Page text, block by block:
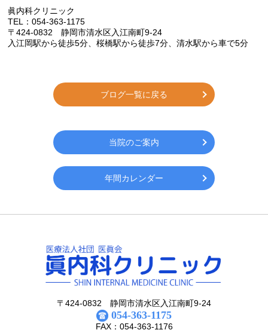
眞内科クリニック
TEL：054-363-1175
〒424-0832 静岡市清水区入江南町9-24
入江岡駅から徒歩5分、桜橋駅から徒歩7分、清水駅から車で5分
ブログ一覧に戻る
当院のご案内
年間カレンダー
〒424-0832 静岡市清水区入江南町9-24
054-363-1175
FAX：054-363-1176